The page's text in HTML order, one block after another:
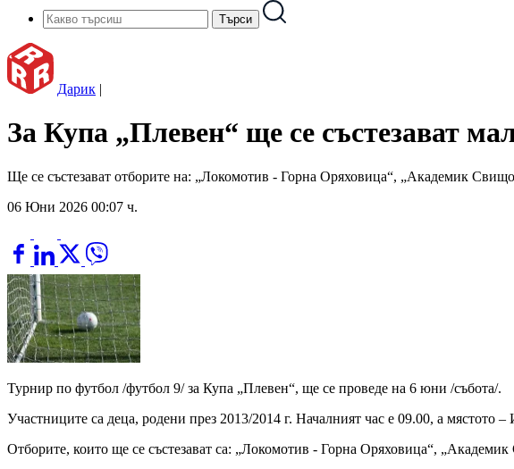
Дарик |
За Купа „Плевен“ ще се състезават
Ще се състезават отборите на: „Локомотив - Горна Оряховица“, „Академик
06 Юни 2026 00:07 ч.
Турнир по футбол /футбол 9/ за Купа „Плевен“, ще се проведе на 6 юни /събота/.
Участниците са деца, родени през 2013/2014 г. Началният час е 09.00, а мястото
Отборите, които ще се състезават са: „Локомотив - Горна Оряховица“,